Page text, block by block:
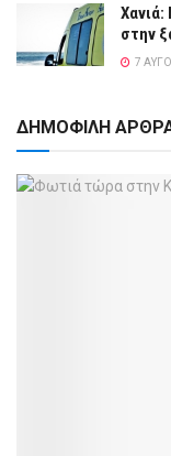
Χανιά:
στην
7
ΔΗΜΟΦΙΛΗ